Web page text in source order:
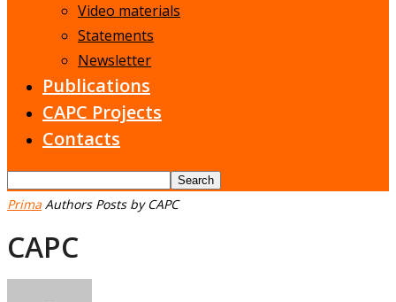
Video materials
Statements
Newsletter
Publications
CAPC Projects
Contacts
Prima Authors Posts by CAPC
CAPC